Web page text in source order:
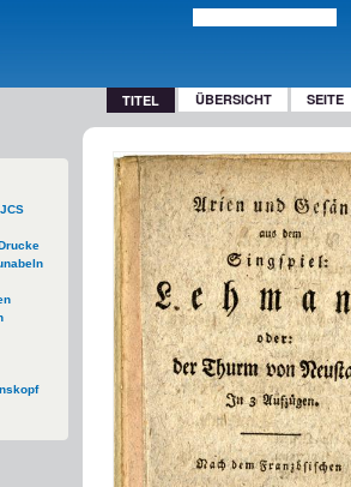
TITEL ÜBERSICHT SEITE